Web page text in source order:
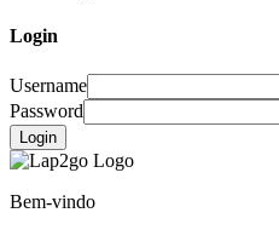
Login
Username
Password
Login
Bem-vindo